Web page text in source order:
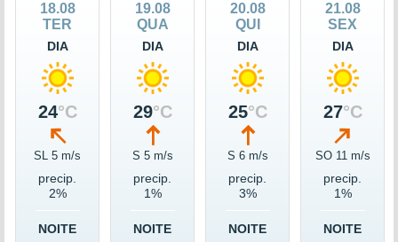
18.08
TER
DIA
24°C
SL 5 m/s
precip.
2%
NOITE
19.08
QUA
DIA
29°C
S 5 m/s
precip.
1%
NOITE
20.08
QUI
DIA
25°C
S 6 m/s
precip.
3%
NOITE
21.08
SEX
DIA
27°C
SO 11 m/s
precip.
1%
NOITE